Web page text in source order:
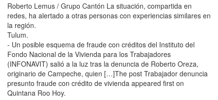
Roberto Lemus / Grupo Cantón La situación, compartida en
redes, ha alertado a otras personas con experiencias similares en
la región.
Tulum.
- Un posible esquema de fraude con créditos del Instituto del
Fondo Nacional de la Vivienda para los Trabajadores
(INFONAVIT) salió a la luz tras la denuncia de Roberto Oreza,
originario de Campeche, quien […]The post Trabajador denuncia
presunto fraude con crédito de vivienda appeared first on
Quintana Roo Hoy.